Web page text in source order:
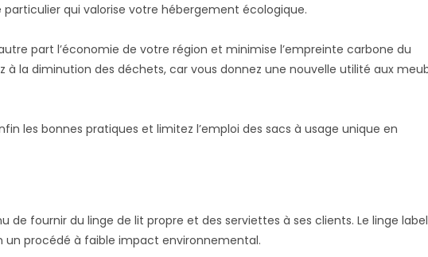
qui valorise votre hébergement écologique.
part l’économie de votre région et minimise l’empreinte carbone du
à la diminution des déchets, car vous donnez une nouvelle utilité aux
les bonnes pratiques et limitez l’emploi des sacs à usage unique en
fournir du linge de lit propre et des serviettes à ses clients. Le linge
un procédé à faible impact environnemental.